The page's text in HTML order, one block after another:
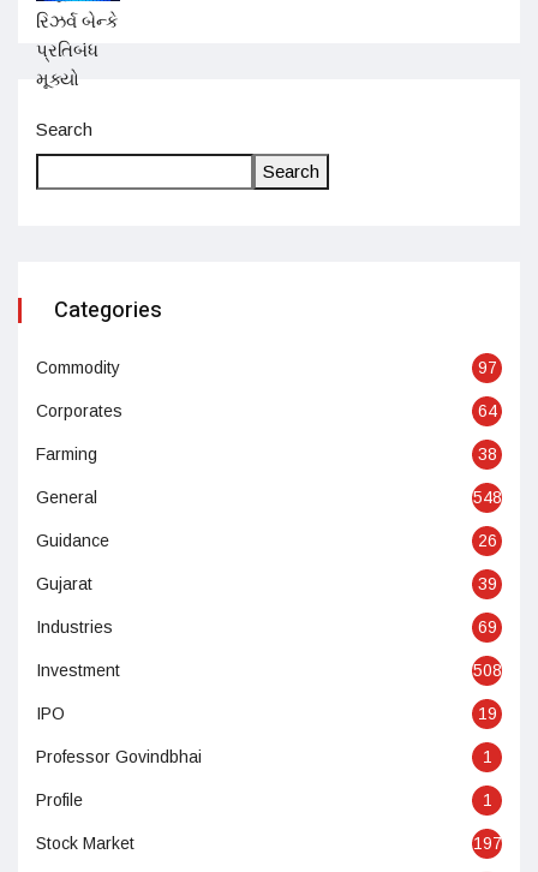
Search
Search
Categories
Commodity 97
Corporates 64
Farming 38
General 548
Guidance 26
Gujarat 39
Industries 69
Investment 508
IPO 19
Professor Govindbhai 1
Profile 1
Stock Market 197